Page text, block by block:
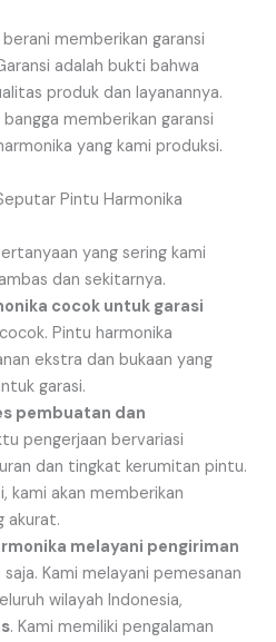
memberikan garansi
adalah bukti bahwa
produk dan layanannya.
memberikan garansi
yang kami produksi.
Pintu Harmonika
yang sering kami
dan sekitarnya.
cocok untuk garasi
Pintu harmonika
ekstra dan bukaan yang
garasi.
pembuatan dan
pengerjaan bervariasi
dan tingkat kerumitan pintu.
kami akan memberikan
akurat.
melayani pengiriman
Kami melayani pemesanan
wilayah Indonesia,
. Kami memiliki pengalaman